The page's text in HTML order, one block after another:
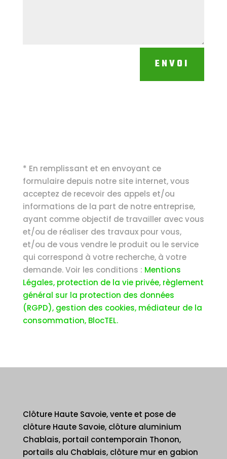
ENVOI
* En remplissant et en envoyant ce
formulaire depuis notre site internet, vous
acceptez de recevoir des appels et/ou
informations de la part de notre entreprise,
ayant comme objectif de travailler avec vous
et/ou de réaliser des travaux pour vous,
et/ou de vous vendre le produit ou le service
qui correspond à votre recherche, à votre
demande. Voir les conditions : Mentions
Légales, protection de la vie privée, règlement
général sur la protection des données
(RGPD), gestion des cookies, médiateur de la
consommation, BlocTEL.
Clôture Haute Savoie, vente et pose de
clôture Haute Savoie, clôture aluminium
Chablais, portail contemporain Thonon,
portails alu Chablais, clôture mur en gabion